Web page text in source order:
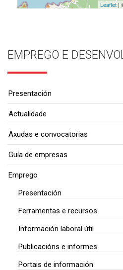
Leaflet|
EMPREGO E
Presentación
Actualidade
Axudas e convocatorias
Guía de empresas
Emprego
Presentación
Ferramentas e recursos
Información laboral útil
Publicacións e informes
Portais de información